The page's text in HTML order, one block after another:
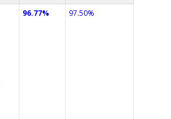
96.77% 97.50%